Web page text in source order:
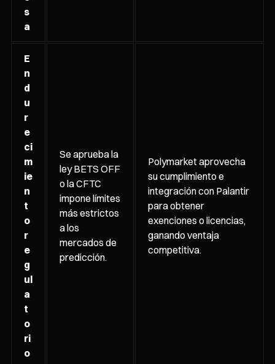
s
a
E
n
d
u
r
e
ci
m
ie
n
t
o
r
e
g
ul
a
t
o
ri
o
Se aprueba la
ley BETS OFF
o la CFTC
impone límites
más estrictos
a los
mercados de
predicción.
Polymarket aprovecha
su cumplimiento e
integración con Palantir
para obtener
exenciones o licencias,
ganando ventaja
competitiva.